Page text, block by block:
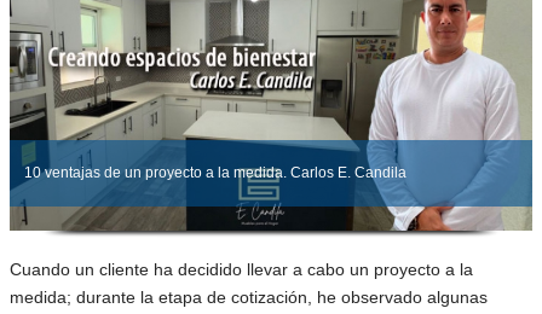
10 ventajas de un proyecto a la medida. Carlos E. Candila
Cuando un cliente ha decidido llevar a cabo un proyecto a la
medida; durante la etapa de cotización, he observado algunas